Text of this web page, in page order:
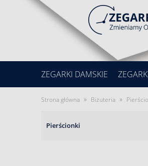
ZEGARKI DAMSKIE
Strona główna » Biżuteria »
Pierścionki